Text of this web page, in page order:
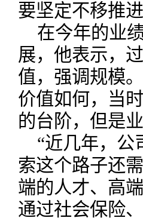
要坚定不移推
在今年的业
展，他表示，
值，强调规模
价值如何，当
的台阶，但是
“近几年，公
索这个路子还
端的人才、高
通过社会保险